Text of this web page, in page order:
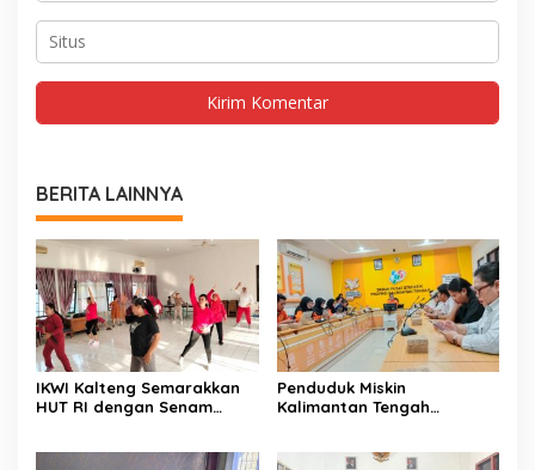
BERITA LAINNYA
IKWI Kalteng Semarakkan
HUT RI dengan Senam
Penduduk Miskin
Kalimantan Tengah